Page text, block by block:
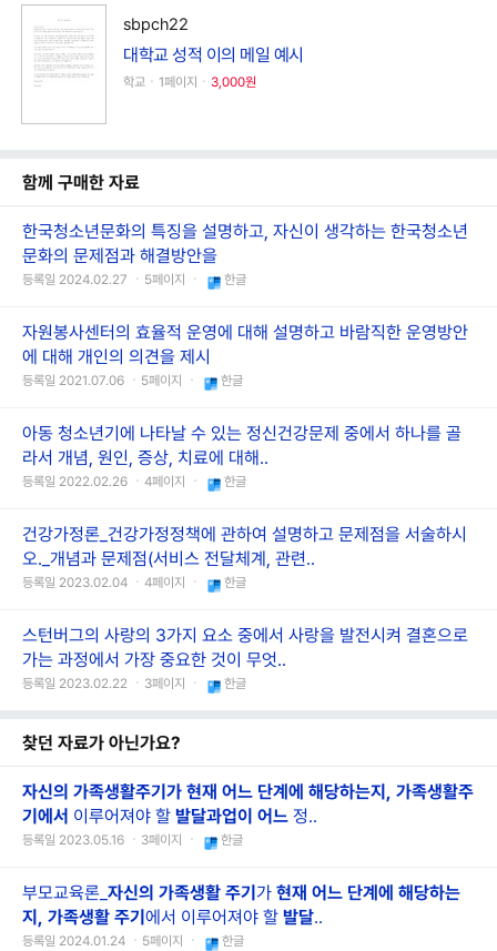
sbpch22
대학교 성적 이의 메일 예시
학교ㆍ1페이지ㆍ 3,000원
함께 구매한 자료
한국청소년문화의 특징을 설명하고, 자신이 생각하는 한국청소년
문화의 문제점과 해결방안을
등록일 2024.02.27 ㆍ5페이지 ㆍ 한글
자원봉사센터의 효율적 운영에 대해 설명하고 바람직한 운영방안
에 대해 개인의 의견을 제시
등록일 2021.07.06 ㆍ5페이지 ㆍ 한글
아동 청소년기에 나타날 수 있는 정신건강문제 중에서 하나를 골
라서 개념, 원인, 증상, 치료에 대해..
등록일 2022.02.26 ㆍ4페이지 ㆍ 한글
건강가정론_건강가정정책에 관하여 설명하고 문제점을 서술하시
오._개념과 문제점(서비스 전달체계, 관련..
등록일 2023.02.04 ㆍ4페이지 ㆍ 한글
스턴버그의 사랑의 3가지 요소 중에서 사랑을 발전시켜 결혼으로
가는 과정에서 가장 중요한 것이 무엇..
등록일 2023.02.22 ㆍ3페이지 ㆍ 한글
찾던 자료가 아닌가요?
자신의 가족생활주기가 현재 어느 단계에 해당하는지, 가족생활주
기에서 이루어져야 할 발달과업이 어느 정..
등록일 2023.05.16 ㆍ3페이지 ㆍ 한글
부모교육론_ 자신의 가족생활 주기 가 현재 어느 단계에 해당하는
지, 가족생활 주기 에서 이루어져야 할 발달..
등록일 2024.01.24 ㆍ5페이지 ㆍ 한글